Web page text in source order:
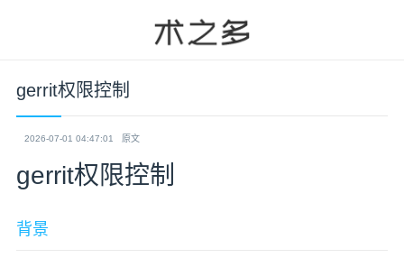
gerrit权限控制
2026-07-01 04:47:01 原文
gerrit权限控制
背景